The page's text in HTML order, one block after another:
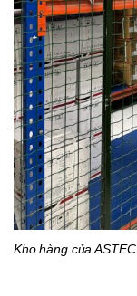
Kho hàng của ASTEC